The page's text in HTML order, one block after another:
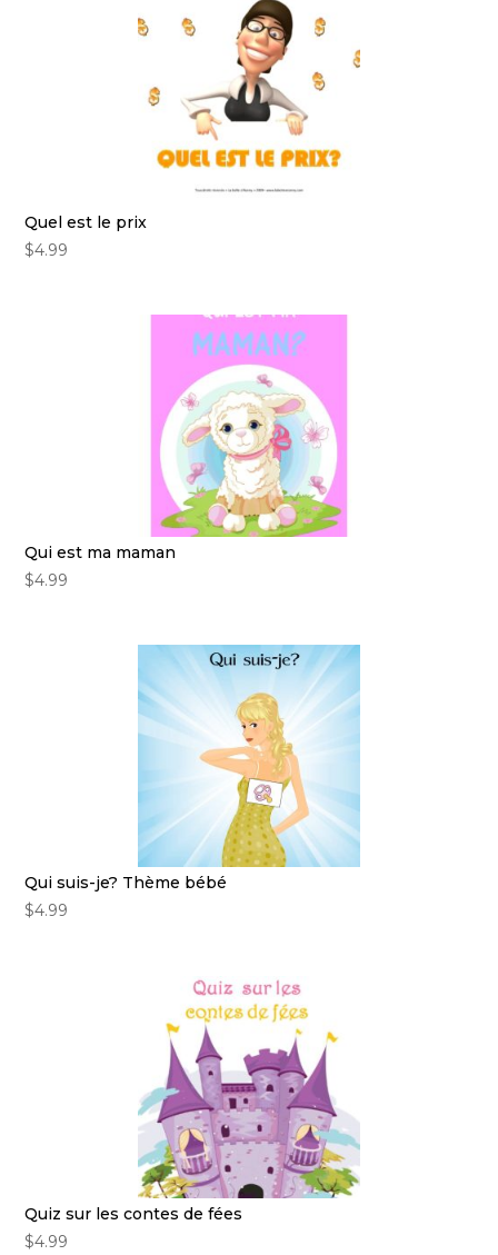
Quel est le prix
$4.99
Qui est ma maman
$4.99
Qui suis-je? Thème bébé
$4.99
Quiz sur les contes de fées
$4.99